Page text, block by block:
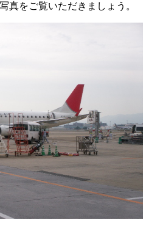
真をご覧いただきましょう。